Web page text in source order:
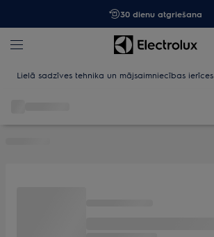
30 dienu atgriešana
Lielā sadzīves tehnika un mājsaimniecības ierīces